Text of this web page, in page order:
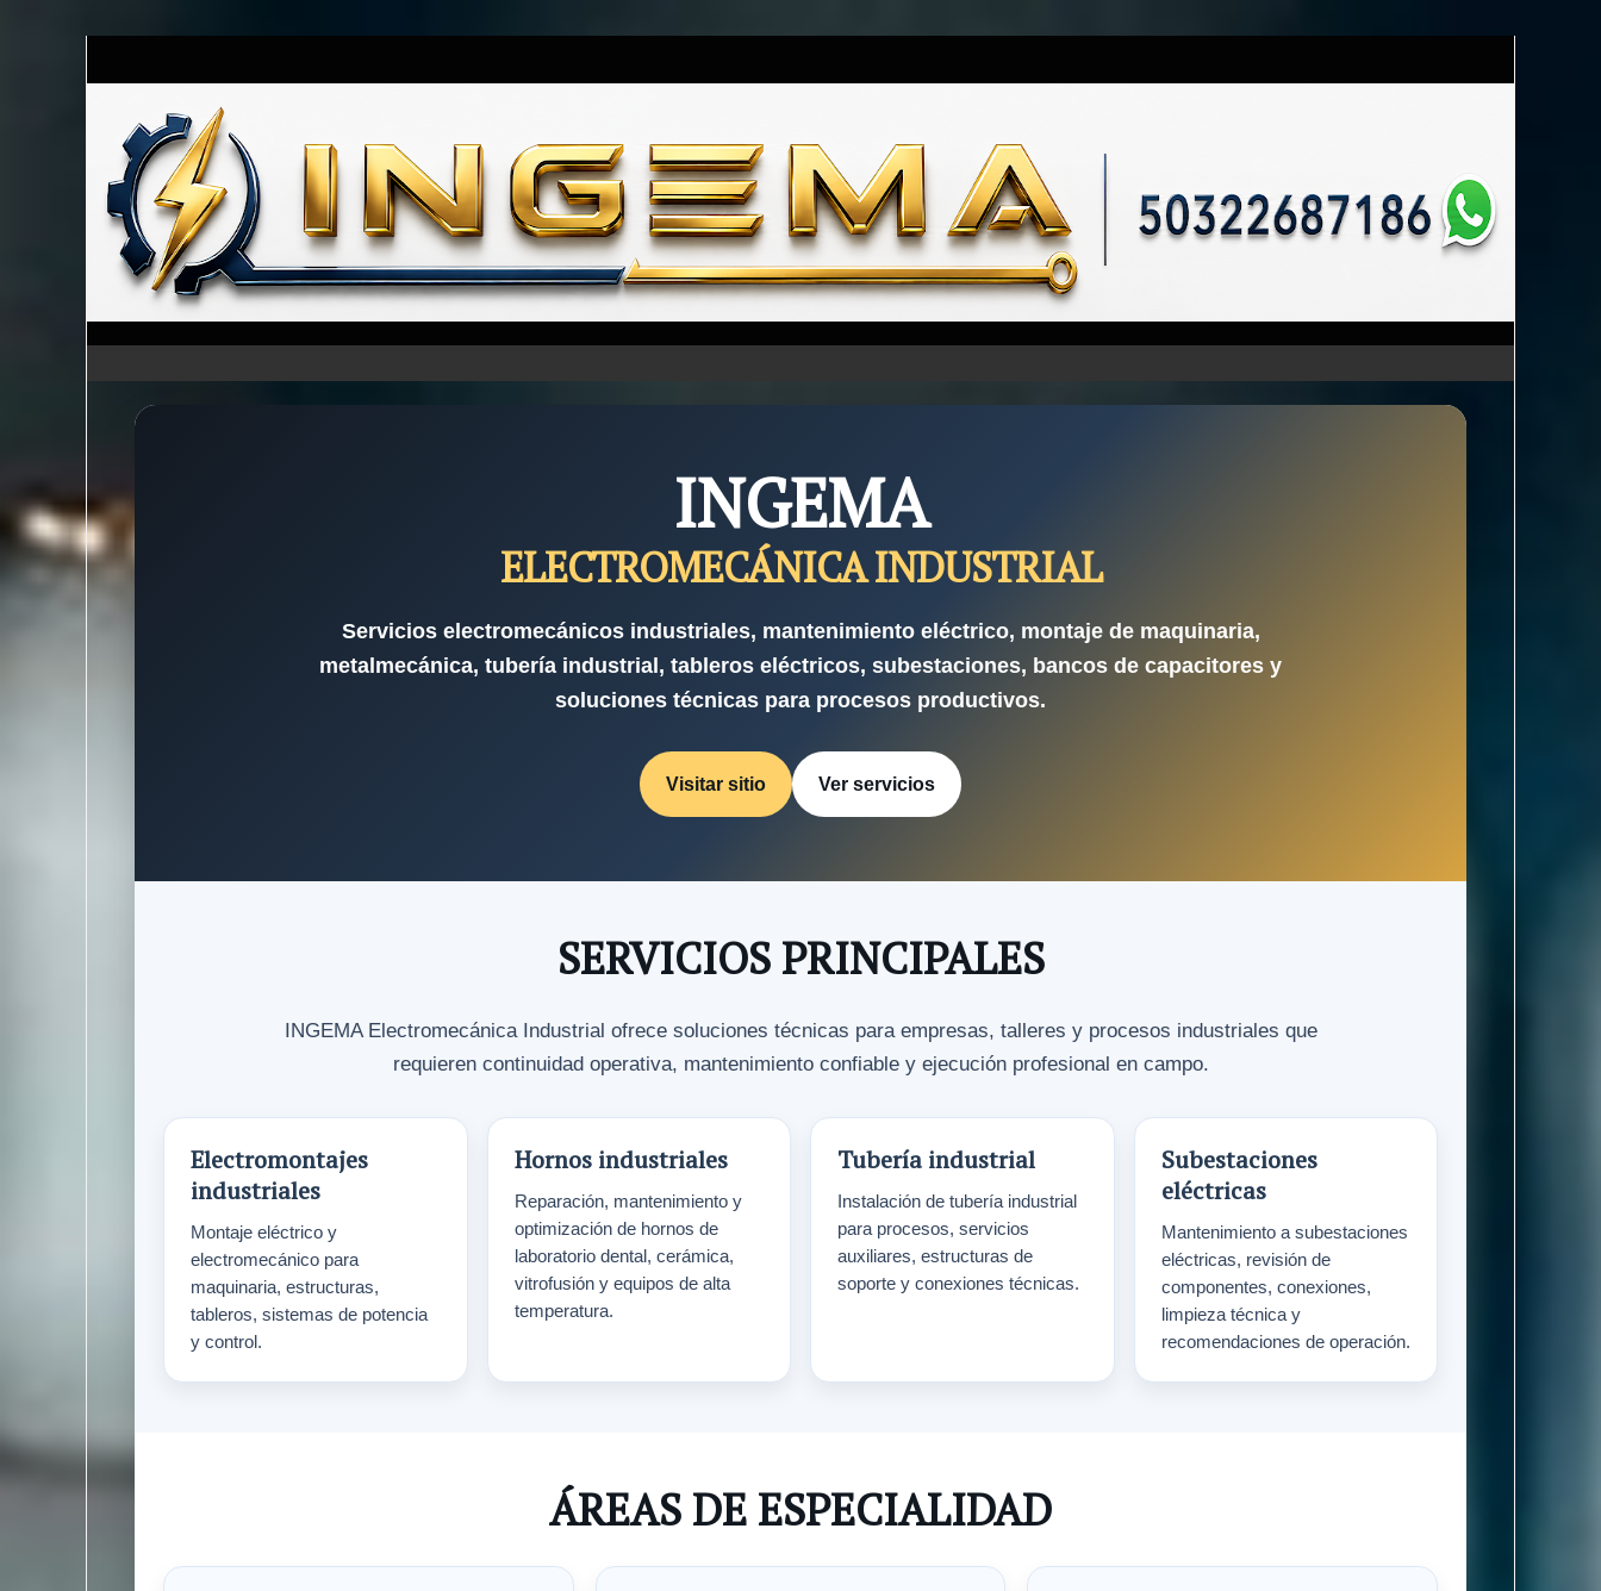
INGEMA
ELECTROMECÁNICA INDUSTRIAL
Servicios electromecánicos industriales, mantenimiento eléctrico, montaje de maquinaria,
metalmecánica, tubería industrial, tableros eléctricos, subestaciones, bancos de capacitores y
soluciones técnicas para procesos productivos.
Visitar sitio Ver servicios
SERVICIOS PRINCIPALES
INGEMA Electromecánica Industrial ofrece soluciones técnicas para empresas, talleres y procesos industriales que
requieren continuidad operativa, mantenimiento confiable y ejecución profesional en campo.
Electromontajes
industriales
Montaje eléctrico y
electromecánico para
maquinaria, estructuras,
tableros, sistemas de potencia
y control.
Hornos industriales
Reparación, mantenimiento y
optimización de hornos de
laboratorio dental, cerámica,
vitrofusión y equipos de alta
temperatura.
Tubería industrial
Instalación de tubería industrial
para procesos, servicios
auxiliares, estructuras de
soporte y conexiones técnicas.
Subestaciones
eléctricas
Mantenimiento a subestaciones
eléctricas, revisión de
componentes, conexiones,
limpieza técnica y
recomendaciones de operación.
ÁREAS DE ESPECIALIDAD